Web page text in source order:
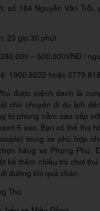
số 184 Nguyễn Văn Trỗi,
23 giờ 30 phút
– 600.000VNĐ /
1900.9222 hoặc
được mệnh danh là
cho chuyến đi du lịch
bị phòng nằm cao cấp
5 sao. Bạn có thể tha
trong xe phù hợp
hãng xe Phong Phú.
kế thêm nhiều trò chơi
đường khi quá chán.
Thu